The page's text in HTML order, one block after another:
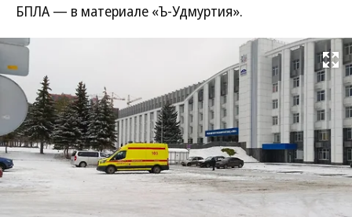
БПЛА — в материале «Ъ-Удмуртия».
Развернуть